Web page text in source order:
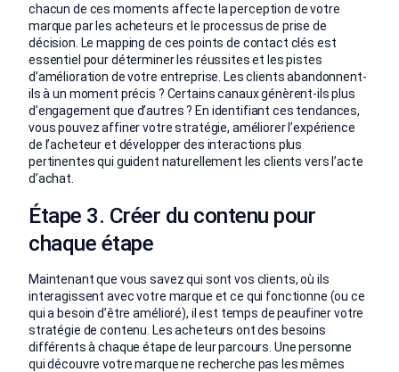
chacun de ces moments affecte la perception de votre
marque par les acheteurs et le processus de prise de
décision. Le mapping de ces points de contact clés est
essentiel pour déterminer les réussites et les pistes
d’amélioration de votre entreprise. Les clients abandonnent-
ils à un moment précis ? Certains canaux génèrent-ils plus
d’engagement que d’autres ? En identifiant ces tendances,
vous pouvez affiner votre stratégie, améliorer l’expérience
de l’acheteur et développer des interactions plus
pertinentes qui guident naturellement les clients vers l’acte
d’achat.
Étape 3. Créer du contenu pour
chaque étape
Maintenant que vous savez qui sont vos clients, où ils
interagissent avec votre marque et ce qui fonctionne (ou ce
qui a besoin d’être amélioré), il est temps de peaufiner votre
stratégie de contenu. Les acheteurs ont des besoins
différents à chaque étape de leur parcours. Une personne
qui découvre votre marque ne recherche pas les mêmes